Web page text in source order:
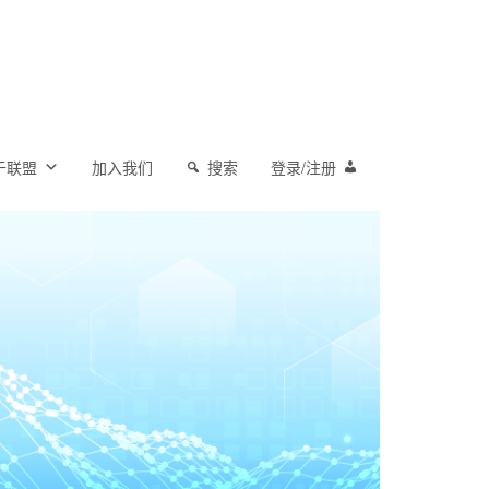
联盟 加入我们 搜索 登录/注册